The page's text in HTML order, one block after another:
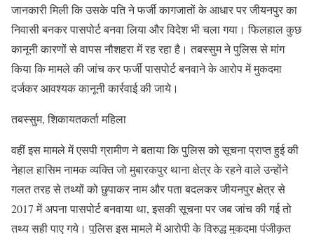
जानकारी मिली कि उसके पति ने फर्जी कागजातों के आधार पर जीयनपुर का
निवासी बनकर पासपोर्ट बनवा लिया और विदेश भी चला गया। फिलहाल कुछ
कानूनी कारणों से वापस नौशहरा में रह रहा है। तबस्सुम ने पुलिस से मांग
किया कि मामले की जांच कर फर्जी पासपोर्ट बनवाने के आरोप में मुकदमा
दर्जकर आवश्यक कानूनी कार्रवाई की जाये।
तबस्सुम, शिकायतकर्ता महिला
वहीं इस मामले में एसपी ग्रामीण ने बताया कि पुलिस को सूचना प्राप्त हुई की
नेहाल हासिम नामक व्यक्ति जो मुबारकपुर थाना क्षेत्र के रहने वाले उन्होंने
गलत तरह से तथ्यों को छुपाकर नाम और पता बदलकर जीयनपुर क्षेत्र से
2017 में अपना पासपोर्ट बनवाया था, इसकी सूचना पर जब जांच की गई तो
तथ्य सही पाए गये। पुलिस इस मामले में आरोपी के विरुद्ध मुकदमा पंजीकृत